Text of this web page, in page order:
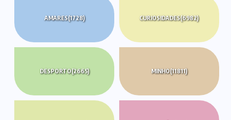
AMARES(1728) CURIOSIDADES(6982)
DESPORTO(2665) MINHO(11811)